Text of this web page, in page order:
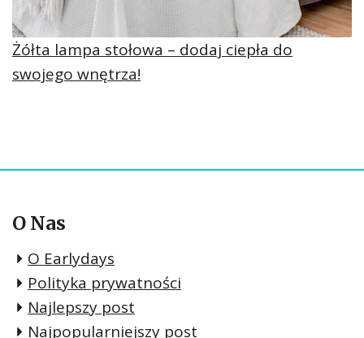
Żółta lampa stołowa – dodaj ciepła do
swojego wnętrza!
O Nas
O Earlydays
Polityka prywatności
Najlepszy post
Najpopularniejszy post